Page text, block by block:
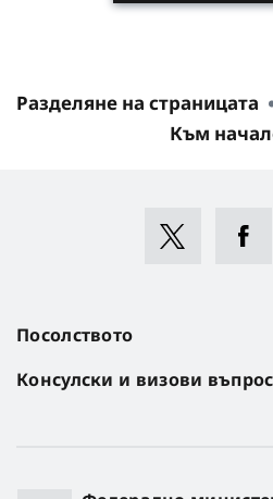
Разделяне на страницата
Към
Посолството
Консулски и визови